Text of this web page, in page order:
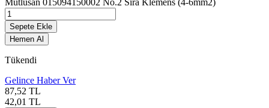
Sepete Ekle
Hemen Al
Tükendi
Gelince Haber Ver
87,52 TL
42,01 TL